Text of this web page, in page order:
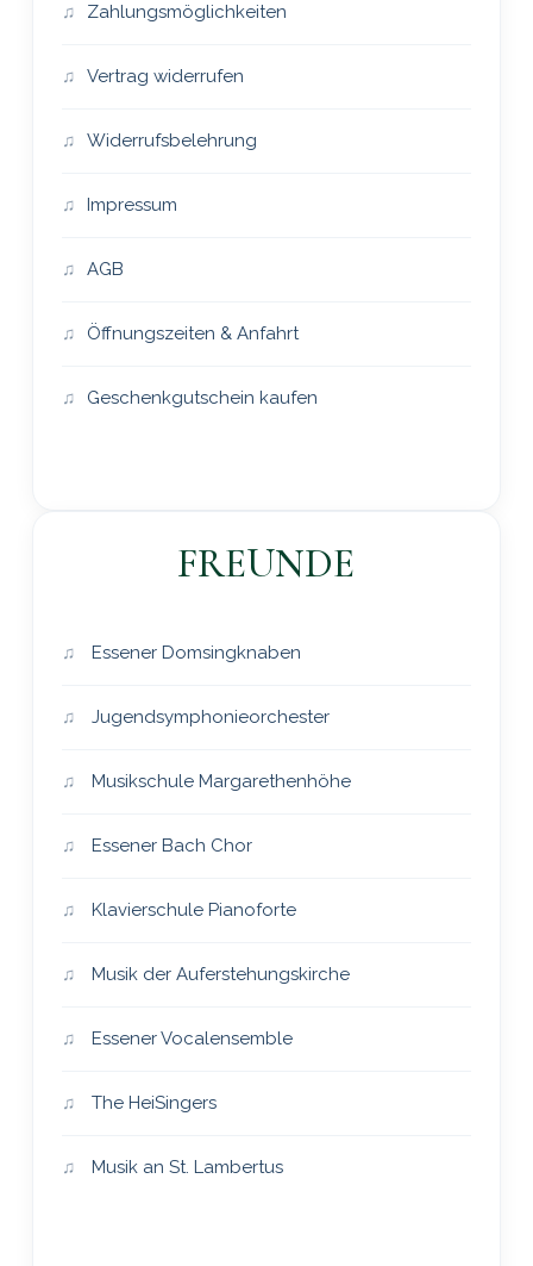
Zahlungsmöglichkeiten
Vertrag widerrufen
Widerrufsbelehrung
Impressum
AGB
Öffnungszeiten & Anfahrt
Geschenkgutschein kaufen
FREUNDE
Essener Domsingknaben
Jugendsymphonieorchester
Musikschule Margarethenhöhe
Essener Bach Chor
Klavierschule Pianoforte
Musik der Auferstehungskirche
Essener Vocalensemble
The HeiSingers
Musik an St. Lambertus